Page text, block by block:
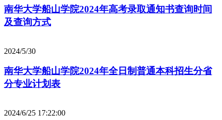
南华大学船山学院2024年高考录取通知书查询时间
及查询方式
2024/5/30
南华大学船山学院2024年全日制普通本科招生分省
分专业计划表
2024/6/25 17:22:00